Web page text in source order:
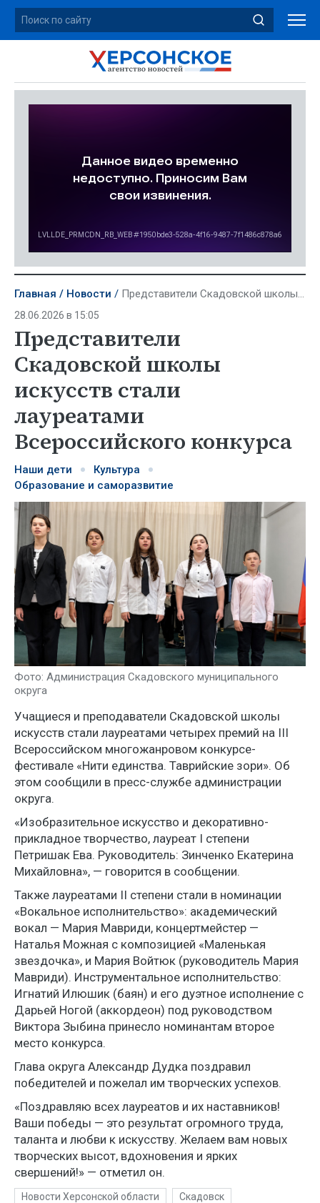
Главная Новости Представители Скадовской школы искусств стали лауреатами Всероссийского конкурса
28.06.2026 в 15:05
Представители
Скадовской школы
искусств стали
лауреатами
Всероссийского конкурса
Наши дети
Культура
Образование и саморазвитие
Фото: Администрация Скадовского муниципального
округа
Учащиеся и преподаватели Скадовской школы
искусств стали лауреатами четырех премий на III
Всероссийском многожанровом конкурсе-
фестивале «Нити единства. Таврийские зори». Об
этом сообщили в пресс-службе администрации
округа.
«Изобразительное искусство и декоративно-
прикладное творчество, лауреат I степени
Петришак Ева. Руководитель: Зинченко Екатерина
Михайловна», — говорится в сообщении.
Также лауреатами II степени стали в номинации
«Вокальное исполнительство»: академический
вокал — Мария Мавриди, концертмейстер —
Наталья Можная с композицией «Маленькая
звездочка», и Мария Войтюк (руководитель Мария
Мавриди). Инструментальное исполнительство:
Игнатий Илюшик (баян) и его дуэтное исполнение с
Дарьей Ногой (аккордеон) под руководством
Виктора Зыбина принесло номинантам второе
место конкурса.
Глава округа Александр Дудка поздравил
победителей и пожелал им творческих успехов.
«Поздравляю всех лауреатов и их наставников!
Ваши победы — это результат огромного труда,
таланта и любви к искусству. Желаем вам новых
творческих высот, вдохновения и ярких
свершений!» — отметил он.
Новости Херсонской области Скадовск